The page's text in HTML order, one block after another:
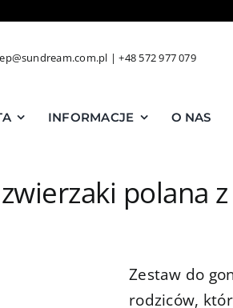
|+48 572 977 079
INFORMACJE O NAS
polana
Zestaw do
rodziców,